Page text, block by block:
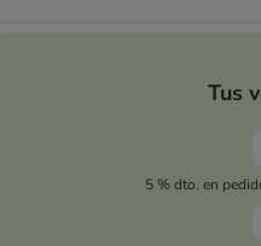
Tus
5 % dto. en